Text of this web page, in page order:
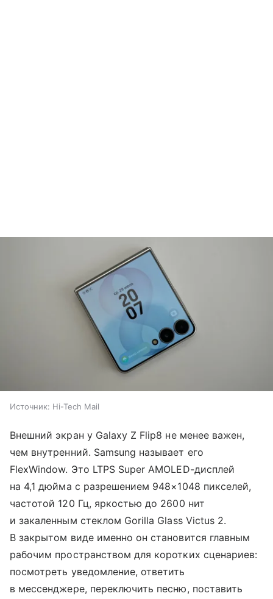
Источник: Hi-Tech Mail
Внешний экран у Galaxy Z Flip8 не менее важен,
чем внутренний. Samsung называет его
FlexWindow. Это LTPS Super AMOLED-дисплей
на 4,1 дюйма с разрешением 948×1048 пикселей,
частотой 120 Гц, яркостью до 2600 нит
и закаленным стеклом Gorilla Glass Victus 2.
В закрытом виде именно он становится главным
рабочим пространством для коротких сценариев:
посмотреть уведомление, ответить
в мессенджере, переключить песню, поставить